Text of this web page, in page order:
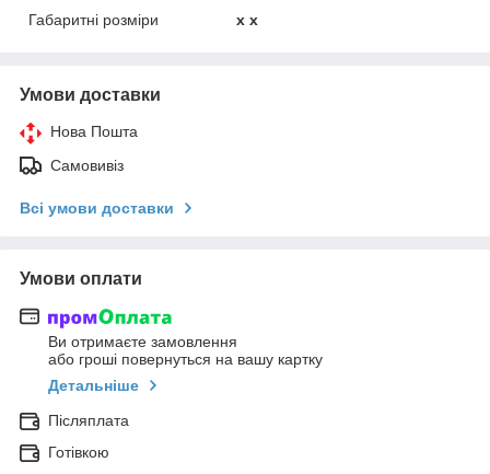
Габаритні розміри
x x
Умови доставки
Нова Пошта
Самовивіз
Всі умови доставки
Умови оплати
Ви отримаєте замовлення
або гроші повернуться на вашу картку
Детальніше
Післяплата
Готівкою